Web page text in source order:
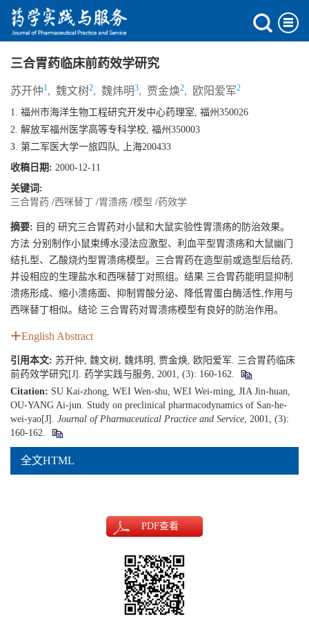
三合胃药临床前药效学研究
苏开仲1, 魏文树2, 魏炜明3, 贾金焕2, 欧阳爱军2
1. 福州市海洋生物工程研究开发中心药理室, 福州350026
2. 解放军福州医学高等专科学校, 福州350003
3. 第二军医大学一旅四队, 上海200433
收稿日期: 2000-12-11
关键词:
三合胃药 /西咪替丁 /胃溃疡 /模型 /药效学
摘要: 目的 研究三合胃药对小鼠和大鼠实验性胃溃疡的防治效果。
方法 分别制作小鼠束缚水浸法应激型、利血平型胃溃疡和大鼠幽门
结扎型、乙酸烧灼型胃溃疡模型。三合胃药在造型前或造型后给药,
并设相应的生理盐水和西咪替丁对照组。结果 三合胃药能明显抑制
溃疡形成、缩小溃疡面、抑制胃酸分泌、降低胃蛋白酶活性,作用与
西咪替丁相似。结论 三合胃药对胃溃疡模型有良好的防治作用。
English Abstract
引用本文: 苏开仲, 魏文树, 魏炜明, 贾金焕, 欧阳爱军. 三合胃药临床
前药效学研究[J]. 药学实践与服务, 2001, (3): 160-162.
Citation: SU Kai-zhong, WEI Wen-shu, WEI Wei-ming, JIA Jin-huan,
OU-YANG Ai-jun. Study on preclinical pharmacodynamics of San-he-
wei-yao[J]. Journal of Pharmaceutical Practice and Service , 2001, (3):
160-162.
全文HTML
PDF查看